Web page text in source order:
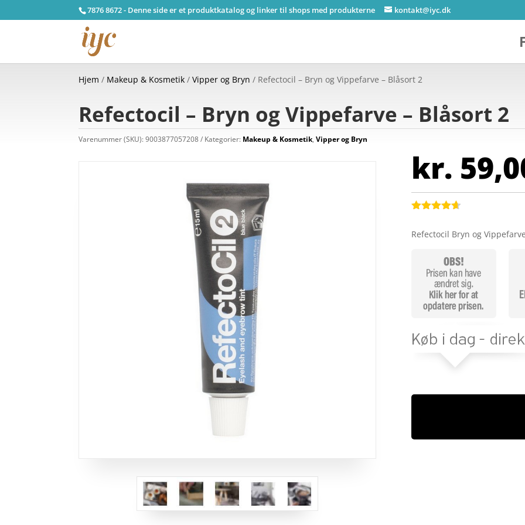
7876 8672 - Denne side er et produktkatalog og linker til shops med produkterne kontakt@iyc.dk
Hjem / Makeup & Kosmetik /Vipper og Bryn / Refectocil – Bryn og Vippefarve – Blåsort 2
Refectocil – Bryn og Vippefarve – Blåsort 2
Varenummer (SKU):9003877057208 Kategorier: Makeup & Kosmetik,Vipper og Bryn
kr.
ud af 5
kundebedø
mmelser
Refectocil Bryn og